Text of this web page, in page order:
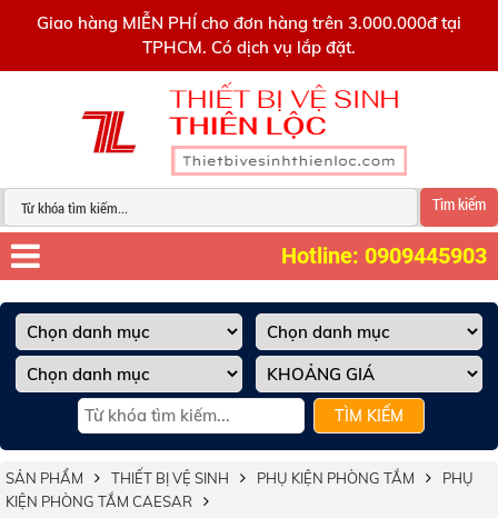
Giao hàng MIỄN PHÍ cho đơn hàng trên 3.000.000đ tại
TPHCM. Có dịch vụ lắp đặt.
Tìm kiếm
Hotline: 0909445903
TÌM KIẾM
SẢN PHẨM THIẾT BỊ VỆ SINH PHỤ KIỆN PHÒNG TẮM
PHỤ
KIỆN PHÒNG TẮM CAESAR
0909445903